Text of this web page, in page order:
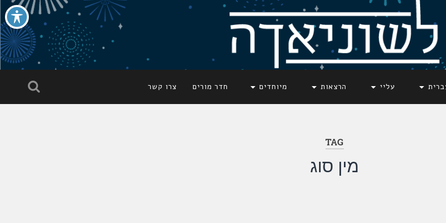
עליי הרצאות מיוחדים חדר מורים צרו קשר
TAG
מין סוג